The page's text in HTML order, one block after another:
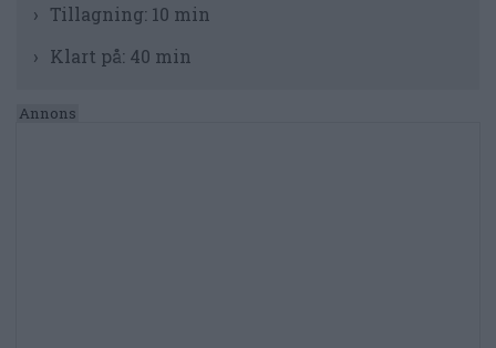
Tillagning: 10 min
Klart på: 40 min